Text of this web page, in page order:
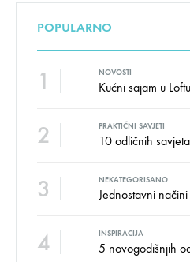
POPULARNO
1 NOVOSTI
2 PRAKTIČNI SAVJETI
10 odličnih
3 NEKATEGORISANO
4 INSPIRACIJA